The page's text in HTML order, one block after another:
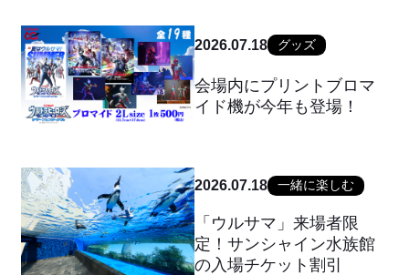
2026.07.18 グッズ
会場内にプリントブロマ
イド機が今年も登場！
2026.07.18 一緒に楽しむ
「ウルサマ」来場者限
定！サンシャイン水族館
の入場チケット割引